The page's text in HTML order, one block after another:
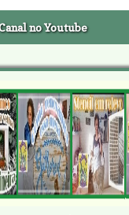
no Youtube